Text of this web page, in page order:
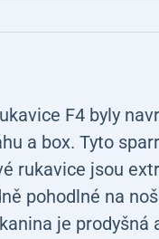
F4 byly
a box. Tyto
rukavice jsou
pohodlné na
je prodyšná